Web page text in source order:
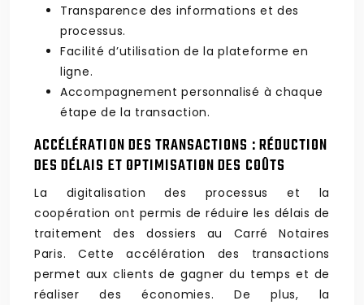
Transparence des informations et des
processus.
Facilité d’utilisation de la plateforme en
ligne.
Accompagnement personnalisé à chaque
étape de la transaction.
ACCÉLÉRATION DES TRANSACTIONS : RÉDUCTION
DES DÉLAIS ET OPTIMISATION DES COÛTS
La digitalisation des processus et la
coopération ont permis de réduire les délais de
traitement des dossiers au Carré Notaires
Paris. Cette accélération des transactions
permet aux clients de gagner du temps et de
réaliser des économies. De plus, la